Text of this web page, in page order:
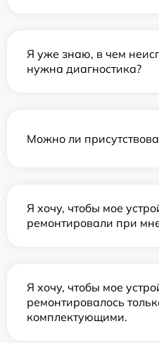
Я уже знаю, в чем
нужна диагностика?
Можно ли
Я хочу, чтобы мое
ремонтировали при
Я хочу, чтобы мое
ремонтировалось
комплектующими.